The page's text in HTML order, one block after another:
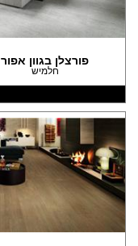
פורצלן בגוון אפור
חלמיש
הצהרת נגישות